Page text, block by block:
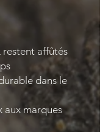
restent affûtés
dans le
aux marques